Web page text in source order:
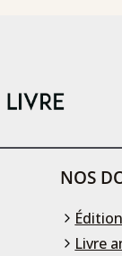
NOS
Livre